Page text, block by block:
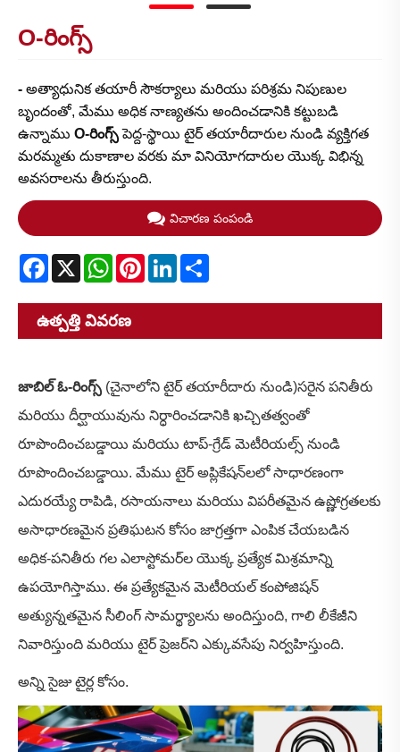
O-రింగ్స్
- అత్యాధునిక తయారీ సౌకర్యాలు మరియు పరిశ్రమ నిపుణుల
బృందంతో, మేము అధిక నాణ్యతను అందించడానికి కట్టుబడి
ఉన్నాము O-రింగ్స్ పెద్ద-స్థాయి టైర్ తయారీదారుల నుండి వ్యక్తిగత
మరమ్మతు దుకాణాల వరకు మా వినియోగదారుల యొక్క విభిన్న
అవసరాలను తీరుస్తుంది.
విచారణ పంపండి
Facebook
X WhatsApp
PinterestLinkedIn
ఉత్పత్తి వివరణ
జాబిల్ ఓ-రింగ్స్ (చైనాలోని టైర్ తయారీదారు నుండి)సరైన పనితీరు
మరియు దీర్ఘాయువును నిర్ధారించడానికి ఖచ్చితత్వంతో
రూపొందించబడ్డాయి మరియు టాప్-గ్రేడ్ మెటీరియల్స్ నుండి
రూపొందించబడ్డాయి. మేము టైర్ అప్లికేషన్‌లలో సాధారణంగా
ఎదురయ్యే రాపిడి, రసాయనాలు మరియు విపరీతమైన ఉష్ణోగ్రతలకు
అసాధారణమైన ప్రతిఘటన కోసం జాగ్రత్తగా ఎంపిక చేయబడిన
అధిక-పనితీరు గల ఎలాస్టోమర్‌ల యొక్క ప్రత్యేక మిశ్రమాన్ని
ఉపయోగిస్తాము. ఈ ప్రత్యేకమైన మెటీరియల్ కంపోజిషన్
అత్యున్నతమైన సీలింగ్ సామర్థ్యాలను అందిస్తుంది, గాలి లీకేజీని
నివారిస్తుంది మరియు టైర్ ప్రెజర్‌ని ఎక్కువసేపు నిర్వహిస్తుంది.
అన్ని సైజు టైర్ల కోసం.